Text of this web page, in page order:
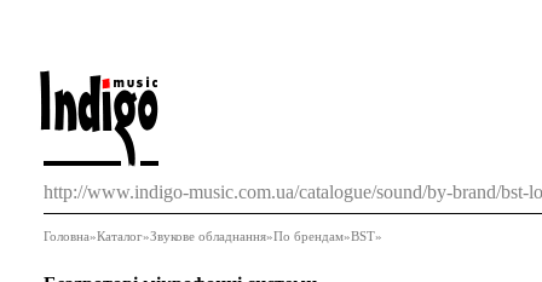
http://www.indigo-music.com.ua/catalogue/sound/by-brand/bst-
Головна»Каталог»Звукове обладнання»По брендам»BST»